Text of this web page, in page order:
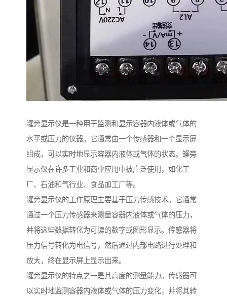
罐旁显示仪是一种用于监测和显示容器内液体或气体的
水平或压力的仪器。它通常由一个传感器和一个显示屏
组成，可以实时地显示容器内液体或气体的状态。罐旁
显示仪在许多工业和商业应用中被广泛使用，如化工
厂、石油和气行业、食品加工厂等。
罐旁显示仪的工作原理主要基于压力传感技术。它通常
通过一个压力传感器来测量容器内液体或气体的压力，
并将这些数据转化为可读的数字或图形显示。传感器将
压力信号转化为电信号，然后通过内部电路进行处理和
放大，终在显示屏上显示出来。
罐旁显示仪的特点之一是其高度的测量能力。传感器可
以实时地监测容器内液体或气体的压力变化，并将其转